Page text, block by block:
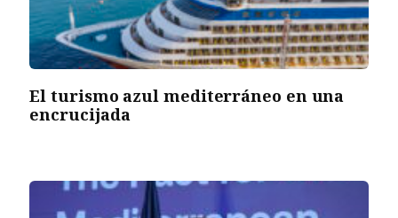
El turismo azul mediterráneo en una
encrucijada